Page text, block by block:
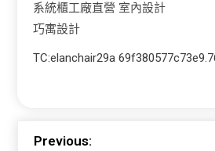
系統櫃工廠直營 室內設計
巧寓設計
TC:elanchair29a
Previous: